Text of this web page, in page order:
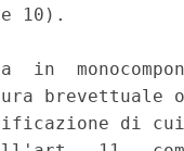
10).
in
di